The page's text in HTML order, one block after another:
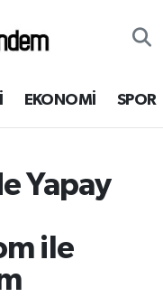
EKONOMİ SPOR
Yapay
ile